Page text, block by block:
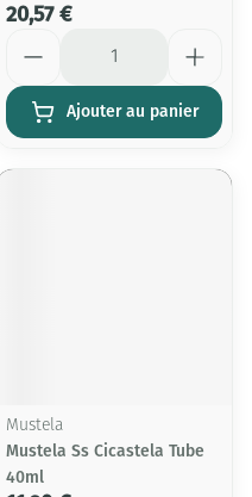
20,57 €
Ajouter au panier
Mustela
Mustela Ss Cicastela Tube
40ml